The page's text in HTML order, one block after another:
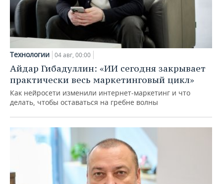
Технологии 04 авг, 00:00
Айдар Гибадуллин: «ИИ сегодня закрывает
практически весь маркетинговый цикл»
Как нейросети изменили интернет-маркетинг и что
делать, чтобы оставаться на гребне волны